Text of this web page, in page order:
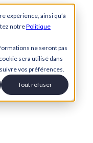
expérience, ainsi qu’à
notrePolitique
ne seront pas
sera utilisé dans
vos préférences.
Tout refuser